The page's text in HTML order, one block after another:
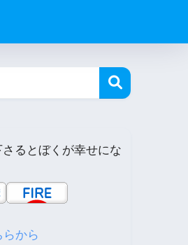
るとぼくが幸せにな
らから